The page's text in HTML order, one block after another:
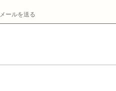
メールを送る